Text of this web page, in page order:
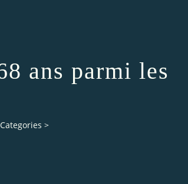
ans parmi les
Categories >